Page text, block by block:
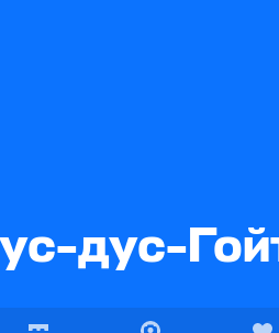
дус-